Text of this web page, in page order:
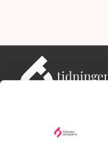
Adress: Tidningen